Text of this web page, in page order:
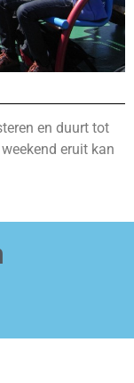
en duurt tot
eruit kan